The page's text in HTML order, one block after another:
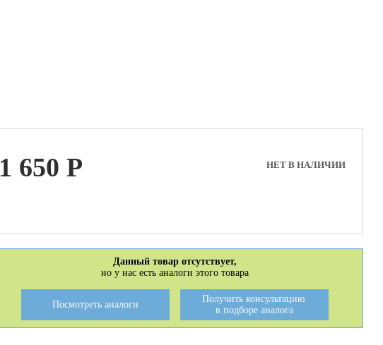
1 650 P НЕТ В НАЛИЧИИ
Данный товар отсутствует,
но у нас есть аналоги этого товара
Посмотреть аналоги
Получить консультацию
в подборе аналога